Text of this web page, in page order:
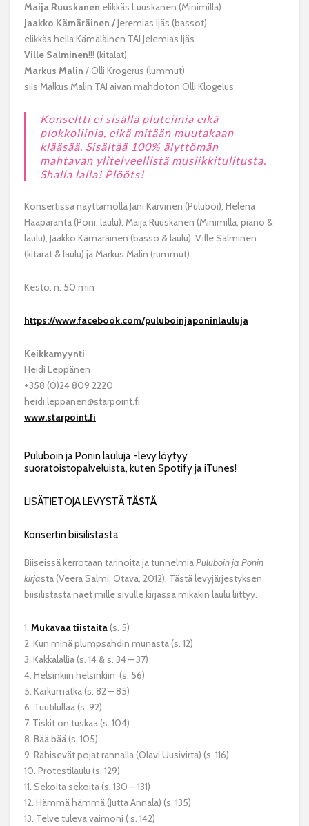
Maija Ruuskanen elikkäs Luuskanen (Minimilla)
Jaakko Kämäräinen /Jeremias Ijäs (bassot)
elikkäs hella Kämäläinen TAI Jelemias Ijäs
Ville Salminen!!! (kitalat)
Markus Malin / Olli Krogerus (lummut)
siis Malkus Malin TAI aivan mahdoton Olli Klogelus
Konseltti ei sisällä pluteiinia eikä
plokkoliinia, eikä mitään muutakaan
klääsää. Sisältää 100% älyttömän
mahtavan ylitelveellistä musiikkitulitusta.
Shalla lalla! Plööts!
Konsertissa näyttämöllä Jani Karvinen (Puluboi), Helena
Haaparanta (Poni, laulu), Maija Ruuskanen (Minimilla, piano &
laulu), Jaakko Kämäräinen (basso & laulu), Ville Salminen
(kitarat & laulu) ja Markus Malin (rummut).
Kesto: n. 50 min
https://www.facebook.com/puluboinjaponinlauluja
Keikkamyynti
Heidi Leppänen
+358 (0)24 809 2220
heidi.leppanen@starpoint.fi
www.starpoint.fi
Puluboin ja Ponin lauluja -levy löytyy
suoratoistopalveluista, kuten Spotify ja iTunes!
LISÄTIETOJA LEVYSTÄTÄSTÄ
Konsertin biisilistasta
Biiseissä kerrotaan tarinoita ja tunnelmiaPuluboin ja Ponin
kirjasta (Veera Salmi, Otava, 2012). Tästä levyjärjestyksen
biisilistasta näet mille sivulle kirjassa mikäkin laulu liittyy.
1. Mukavaa tiistaita(s. 5)
2. Kun minä plumpsahdin munasta (s. 12)
3. Kakkalallia (s. 14 & s. 34 – 37)
4. Helsinkiin helsinkiin (s. 56)
5. Karkumatka (s. 82 – 85)
6. Tuutilullaa (s. 92)
7. Tiskit on tuskaa (s. 104)
8. Bää bää (s. 105)
9. Rähisevät pojat rannalla (Olavi Uusivirta) (s. 116)
10. Protestilaulu (s. 129)
11. Sekoita sekoita (s. 130 – 131)
12. Hämmä hämmä (Jutta Annala) (s. 135)
13. Telve tuleva vaimoni ( s. 142)